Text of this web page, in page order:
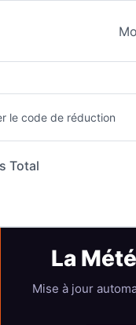
BIENVENUE
La
Mise à jour
le code de réduction
Total